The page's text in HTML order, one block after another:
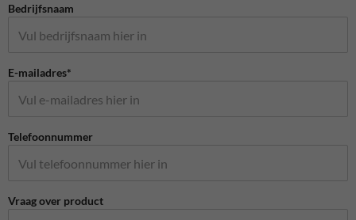
Bedrijfsnaam
E-mailadres*
Telefoonnummer
Vraag over product